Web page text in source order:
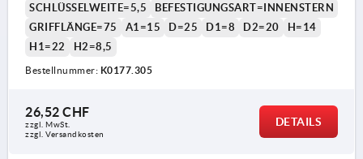
SCHLÜSSELWEITE=5,5
BEFESTIGUNGSART=INNENSTERN
GRIFFLÄNGE=75
A1=15 D=25 D1=8 D2=20
H=14
H1=22
H2=8,5
Bestellnummer: K0177.305
26,52 CHF
zzgl. MwSt.
zzgl. Versandkosten
DETAILS